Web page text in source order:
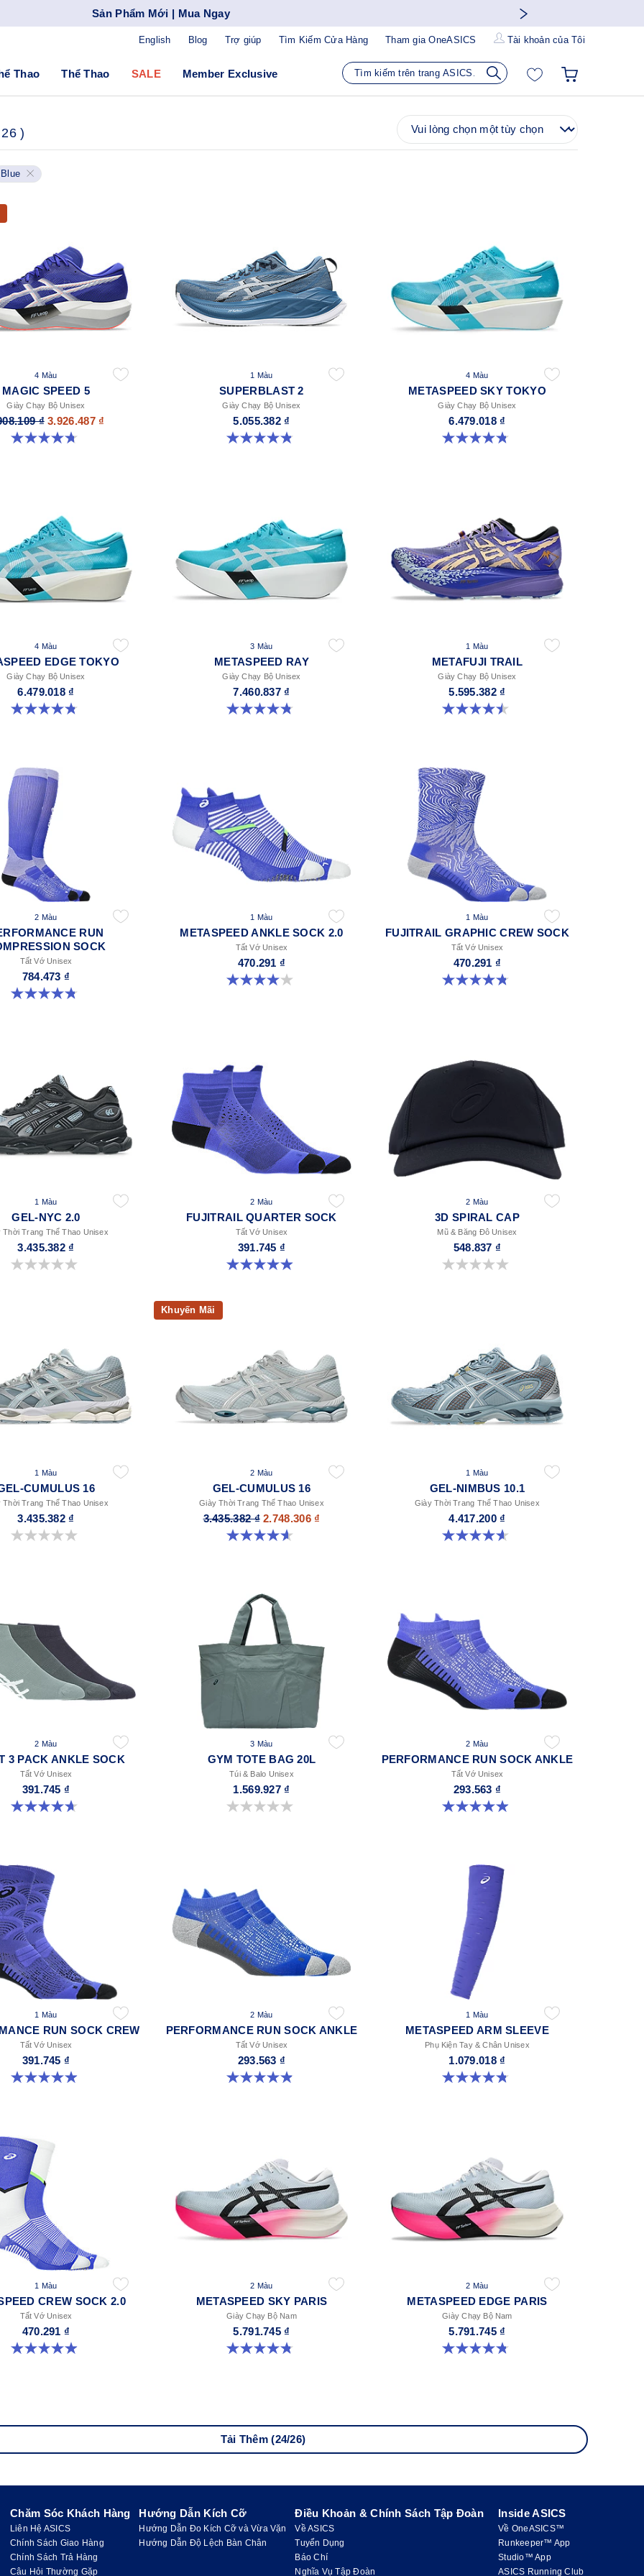
Sản Phẩm Mới | Mua Ngay
Blog Trợ giúp Tìm Kiếm Cửa Hàng Tham gia OneASICS Tài khoản của Tôi
English
Thao Thể Thao SALE Member Exclusive
)
Blue
4 Màu
MAGIC SPEED 5
Giày Chạy Bộ Unisex
₫ 3.926.487 ₫
4.7 trong số 5 sao. 328 đánh giá
1 Màu
SUPERBLAST 2
Giày Chạy Bộ Unisex
5.055.382 ₫
4.8 trong số 5 sao. 1302 đánh giá
4 Màu
METASPEED SKY TOKYO
Giày Chạy Bộ Unisex
6.479.018 ₫
4.8 trong số 5 sao. 348 đánh giá
4 Màu
EDGE TOKYO
Giày Chạy Bộ Unisex
6.479.018 ₫
4.8 trong số 5 sao. 469 đánh giá
3 Màu
METASPEED RAY
Giày Chạy Bộ Unisex
7.460.837 ₫
4.8 trong số 5 sao. 186 đánh giá
1 Màu
METAFUJI TRAIL
Giày Chạy Bộ Unisex
5.595.382 ₫
4.5 trong số 5 sao. 135 đánh giá
2 Màu
RUN
SOCK
Tất Vớ Unisex
784.473 ₫
4.8 trong số 5 sao. 28 đánh giá
1 Màu
METASPEED ANKLE SOCK 2.0
Tất Vớ Unisex
470.291 ₫
4.0 trong số 5 sao. 4 đánh giá
1 Màu
FUJITRAIL GRAPHIC CREW SOCK
Tất Vớ Unisex
470.291 ₫
4.8 trong số 5 sao. 69 đánh giá
1 Màu
GEL-NYC 2.0
Thời Trang Thể Thao Unisex
3.435.382 ₫
0.0 trong số 5 sao.
2 Màu
FUJITRAIL QUARTER SOCK
Tất Vớ Unisex
391.745 ₫
4.9 trong số 5 sao. 56 đánh giá
2 Màu
3D SPIRAL CAP
Mũ & Băng Đô Unisex
548.837 ₫
0.0 trong số 5 sao.
1 Màu
CUMULUS 16
Thời Trang Thể Thao Unisex
3.435.382 ₫
0.0 trong số 5 sao.
Khuyến Mãi
2 Màu
GEL-CUMULUS 16
Giày Thời Trang Thể Thao Unisex
3.435.382 ₫ 2.748.306 ₫
4.6 trong số 5 sao. 5 đánh giá
1 Màu
GEL-NIMBUS 10.1
Giày Thời Trang Thể Thao Unisex
4.417.200 ₫
4.6 trong số 5 sao. 30 đánh giá
2 Màu
3 PACK ANKLE SOCK
Tất Vớ Unisex
391.745 ₫
4.6 trong số 5 sao. 14 đánh giá
3 Màu
GYM TOTE BAG 20L
Túi & Balo Unisex
1.569.927 ₫
0.0 trong số 5 sao.
2 Màu
PERFORMANCE RUN SOCK ANKLE
Tất Vớ Unisex
293.563 ₫
4.9 trong số 5 sao. 136 đánh giá
1 Màu
RUN SOCK CREW
Tất Vớ Unisex
391.745 ₫
4.9 trong số 5 sao. 158 đánh giá
2 Màu
PERFORMANCE RUN SOCK ANKLE
Tất Vớ Unisex
293.563 ₫
4.9 trong số 5 sao. 49 đánh giá
1 Màu
METASPEED ARM SLEEVE
Phụ Kiện Tay & Chân Unisex
1.079.018 ₫
4.8 trong số 5 sao. 45 đánh giá
1 Màu
CREW SOCK 2.0
Tất Vớ Unisex
470.291 ₫
4.9 trong số 5 sao. 173 đánh giá
2 Màu
METASPEED SKY PARIS
Giày Chạy Bộ Nam
5.791.745 ₫
4.8 trong số 5 sao. 697 đánh giá
2 Màu
METASPEED EDGE PARIS
Giày Chạy Bộ Nam
5.791.745 ₫
4.8 trong số 5 sao. 787 đánh giá
Tải Thêm (24/26)
Chăm Sóc Khách Hàng
Liên Hệ ASICS
Chính Sách Giao Hàng
Chính Sách Trả Hàng
Câu Hỏi Thường Gặp
Hướng Dẫn Kích Cỡ
Hướng Dẫn Đo Kích Cỡ và Vừa Vặn
Hướng Dẫn Độ Lệch Bàn Chân
Điều Khoản & Chính Sách Tập Đoàn
Về ASICS
Tuyển Dụng
Báo Chí
Nghĩa Vụ Tập Đoàn
Inside ASICS
Về OneASICS™
Runkeeper™ App
Studio™ App
ASICS Running Club